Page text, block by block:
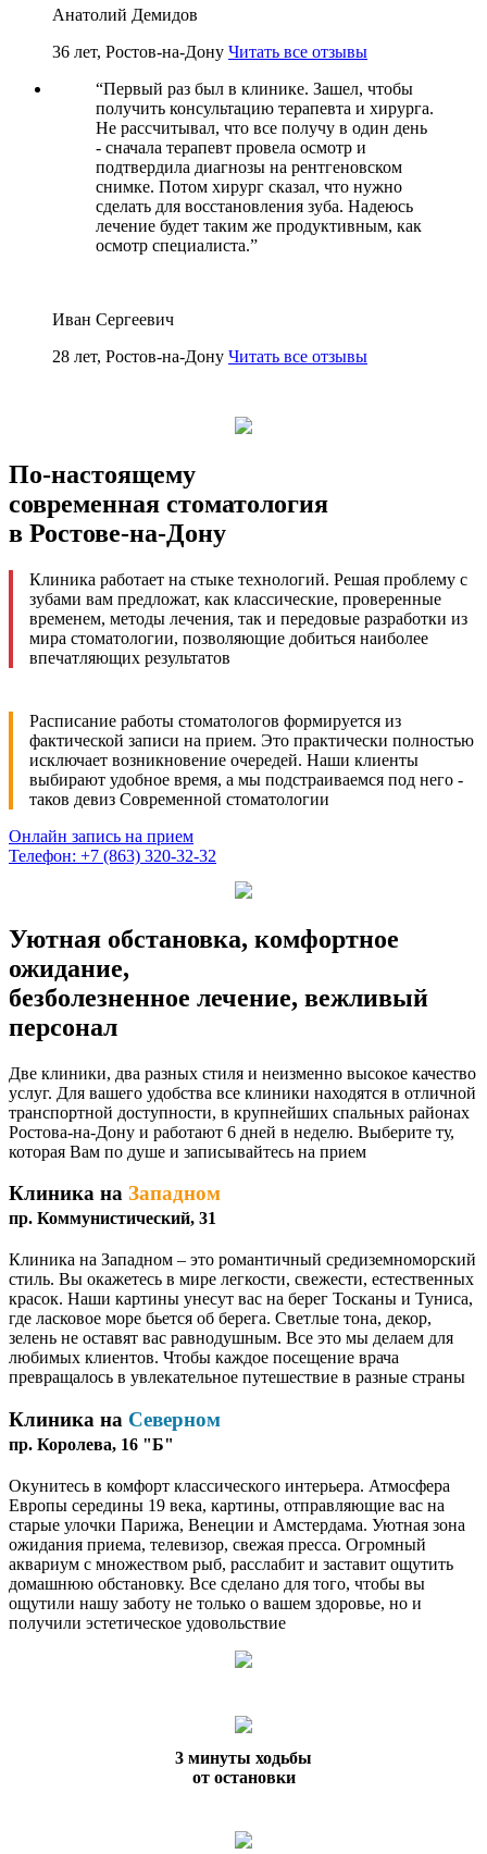
Анатолий Демидов
36 лет, Ростов-на-Дону Читать все отзывы
“Первый раз был в клинике. Зашел, чтобы
получить консультацию терапевта и хирурга.
Не рассчитывал, что все получу в один день
- сначала терапевт провела осмотр и
подтвердила диагнозы на рентгеновском
снимке. Потом хирург сказал, что нужно
сделать для восстановления зуба. Надеюсь
лечение будет таким же продуктивным, как
осмотр специалиста.”
Иван Сергеевич
28 лет, Ростов-на-Дону Читать все отзывы
По-настоящему
современная стоматология
в Ростове-на-Дону
Клиника работает на стыке технологий. Решая проблему с
зубами вам предложат, как классические, проверенные
временем, методы лечения, так и передовые разработки из
мира стоматологии, позволяющие добиться наиболее
впечатляющих результатов
Расписание работы стоматологов формируется из
фактической записи на прием. Это практически полностью
исключает возникновение очередей. Наши клиенты
выбирают удобное время, а мы подстраиваемся под него -
таков девиз Современной стоматологии
Онлайн запись на прием
Телефон: +7 (863) 320-32-32
Уютная обстановка, комфортное
ожидание,
безболезненное лечение, вежливый
персонал
Две клиники, два разных стиля и неизменно высокое качество
услуг. Для вашего удобства все клиники находятся в отличной
транспортной доступности, в крупнейших спальных районах
Ростова-на-Дону и работают 6 дней в неделю. Выберите ту,
которая Вам по душе и записывайтесь на прием
Клиника на Западном
пр. Коммунистический, 31
Клиника на Западном – это романтичный средиземноморский
стиль. Вы окажетесь в мире легкости, свежести, естественных
красок. Наши картины унесут вас на берег Тосканы и Туниса,
где ласковое море бьется об берега. Светлые тона, декор,
зелень не оставят вас равнодушным. Все это мы делаем для
любимых клиентов. Чтобы каждое посещение врача
превращалось в увлекательное путешествие в разные страны
Клиника на Северном
пр. Королева, 16 "Б"
Окунитесь в комфорт классического интерьера. Атмосфера
Европы середины 19 века, картины, отправляющие вас на
старые улочки Парижа, Венеции и Амстердама. Уютная зона
ожидания приема, телевизор, свежая пресса. Огромный
аквариум с множеством рыб, расслабит и заставит ощутить
домашнюю обстановку. Все сделано для того, чтобы вы
ощутили нашу заботу не только о вашем здоровье, но и
получили эстетическое удовольствие
3 минуты ходьбы
от остановки